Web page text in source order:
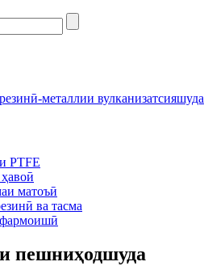
металлии вулканизатсияшуда
PTFE
матоъӣ
ва тасма
пешниҳодшуда